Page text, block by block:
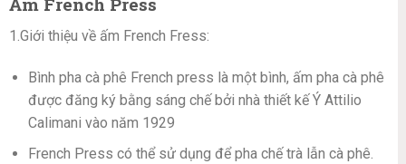
1.Giới thiệu về ấm French Fress:
Bình pha cà phê French press là một bình, ấm pha cà phê
được đăng ký bằng sáng chế bởi nhà thiết kế Ý Attilio
Calimani vào năm 1929
French Press có thể sử dụng để pha chế trà lẫn cà phê.